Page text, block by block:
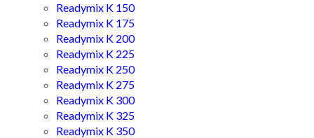
Readymix K 150
Readymix K 175
Readymix K 200
Readymix K 225
Readymix K 250
Readymix K 275
Readymix K 300
Readymix K 325
Readymix K 350